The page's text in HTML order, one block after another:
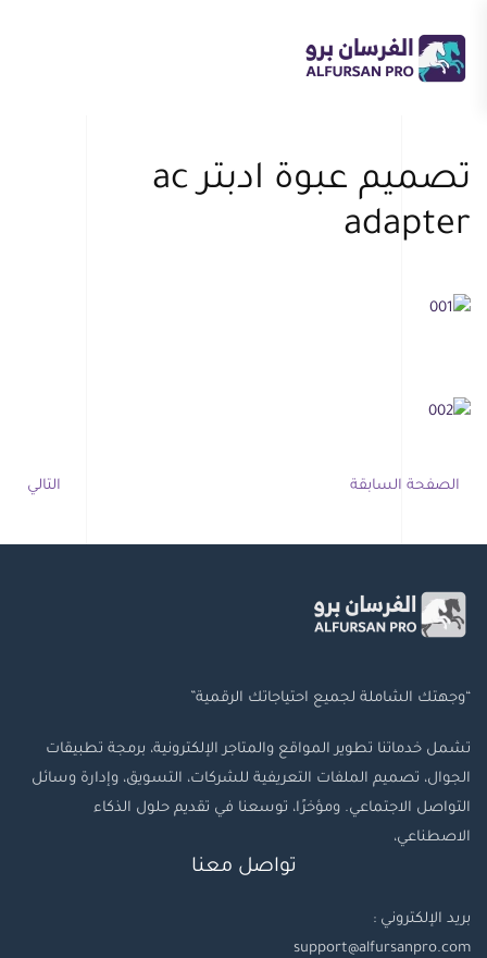
Skip to main content
تصميم عبوة ادبتر ac
adapter
الصفحة السابقة التالي
“وجهتك الشاملة لجميع احتياجاتك الرقمية”
تشمل خدماتنا تطوير المواقع والمتاجر الإلكترونية، برمجة تطبيقات
الجوال، تصميم الملفات التعريفية للشركات، التسويق، وإدارة وسائل
التواصل الاجتماعي. ومؤخرًا، توسعنا في تقديم حلول الذكاء
الاصطناعي،
تواصل معنا
بريد الإلكتروني :
support@alfursanpro.com